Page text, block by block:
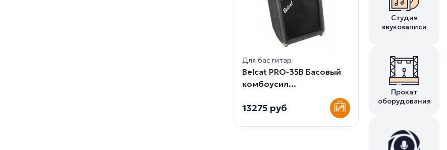
Студия
звукозаписи
Прокат
оборудования
Для бас гитар
Belcat PRO-35B Басовый
комбоусил...
13275 руб